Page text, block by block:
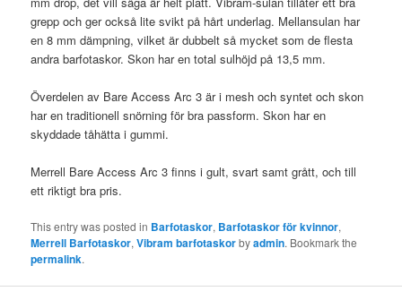
grepp och ger också lite svikt på hårt underlag. Mellansulan har
en 8 mm dämpning, vilket är dubbelt så mycket som de flesta
andra barfotaskor. Skon har en total sulhöjd på 13,5 mm.
Överdelen av Bare Access Arc 3 är i mesh och syntet och skon
har en traditionell snörning för bra passform. Skon har en
skyddade tåhätta i gummi.
Merrell Bare Access Arc 3 finns i gult, svart samt grått, och till
ett riktigt bra pris.
This entry was posted in Barfotaskor, Barfotaskor för kvinnor,
Merrell Barfotaskor,Vibram barfotaskorbyadmin. Bookmark the
permalink.